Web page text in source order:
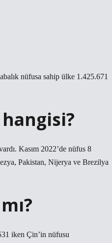
nüfusa sahip ülke 1.425.671
Kasım 2022’de nüfus 8
Pakistan, Nijerya ve Brezilya
iken Çin’in nüfusu